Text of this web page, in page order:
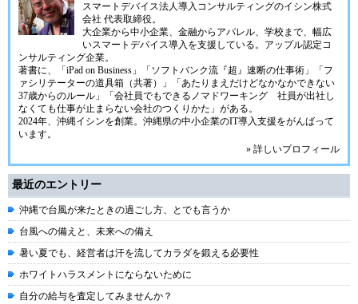
スマートデバイス法人導入コンサルティングのイシン株式
会社 代表取締役。
大企業から中小企業、金融からアパレル、学校まで、幅広
いスマートデバイス導入を支援している。アップル認定コ
ンサルティング企業。
著書に、「iPad on Business」「ソフトバンク流『超』速断の仕事術」「フ
ァシリテーターの道具箱（共著）」「あたりまえだけどなかなかできない
37歳からのルール」「会社員でもできるノマドワーキング 社員が出社し
なくても仕事が止まらない会社のつくりかた」がある。
2024年、 沖縄イシンを創業。沖縄県の中小企業のIT導入支援をがんばって
います。
» 詳しいプロフィール
最近のエントリー
沖縄で台風が来たときの過ごし方、とでも言うか
台風への備えと、未来への備え
暑い夏でも、経営者は汗を流してカラダを鍛える必要性
ホワイトハラスメントにならないために
自分の給与を査定してみませんか？